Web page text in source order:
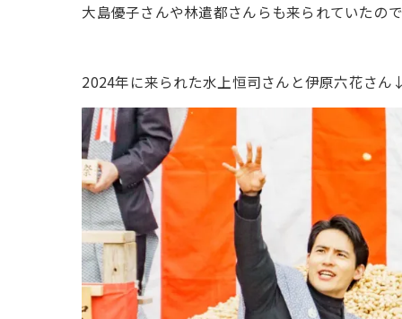
大島優子さんや林遣都さんらも来られていたの
2024年に来られた水上恒司さんと伊原六花さ